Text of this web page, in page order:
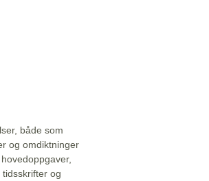
både som
og omdiktninger
og